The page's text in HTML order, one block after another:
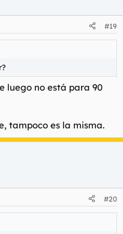
#19
luego no está para 90
tampoco es la misma.
#20